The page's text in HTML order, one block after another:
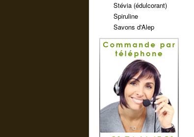
Stévia (édulcorant)
Spiruline
Savons d'Alep